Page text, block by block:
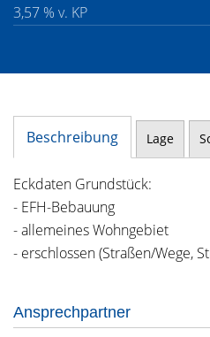
3,57 % v. KP
Beschreibung Lage
Eckdaten Grundstück:
- EFH-Bebauung
- allemeines Wohngebiet
- erschlossen (Straßen/Wege,
Ansprechpartner